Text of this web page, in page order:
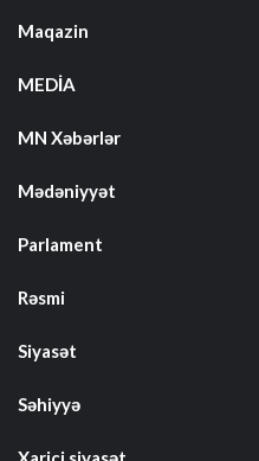
Maqazin
MEDİA
MN Xəbərlər
Mədəniyyət
Parlament
Rəsmi
Siyasət
Səhiyyə